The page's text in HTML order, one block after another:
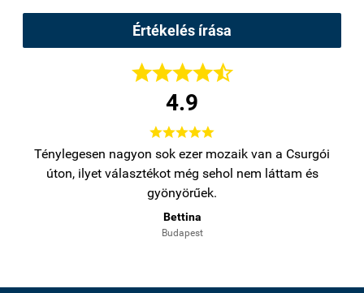
Értékelés írása

4.9

Ténylegesen nagyon sok ezer mozaik van a Csurgói
úton, ilyet választékot még sehol nem láttam és
gyönyörűek.
Bettina
Budapest